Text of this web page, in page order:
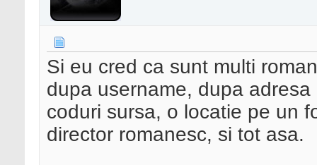
Si eu cred ca sunt multi
dupa username, dupa
coduri sursa, o locatie pe un
director romanesc, si tot asa.